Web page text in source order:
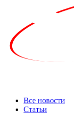
Все новости
Статьи